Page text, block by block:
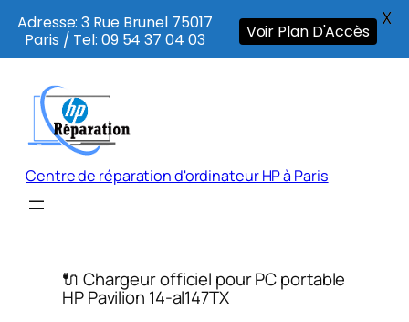
contenu
Centre de réparation d'ordinateur HP à Paris
🔌 Chargeur officiel pour PC portable
HP Pavilion 14-al147TX
Adresse: 3 Rue Brunel 75017
Paris / Tel: 09 54 37 04 03
Voir Plan D'Accès
X